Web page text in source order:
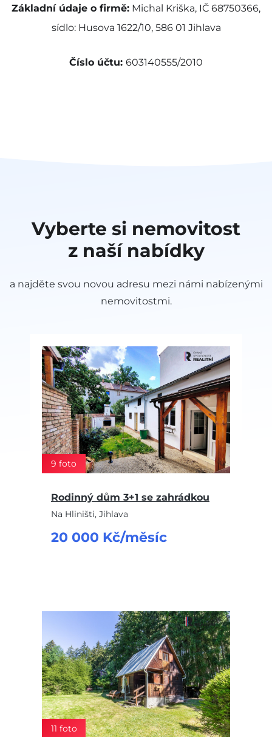
Základní údaje o firmě: Michal Kriška, IČ 68750366,
sídlo: Husova 1622/10, 586 01 Jihlava
Číslo účtu: 603140555/2010
Vyberte si nemovitost
z naší nabídky
a najděte svou novou adresu mezi námi nabízenými
nemovitostmi.
9 foto
Rodinný dům 3+1 se zahrádkou
Na Hliništi, Jihlava
20 000 Kč/měsíc
11 foto